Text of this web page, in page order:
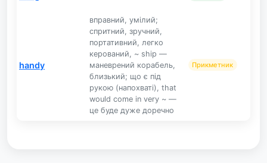
handy
вправний, умілий;
спритний, зручний,
портативний, легко
керований, ~ ship —
маневрений корабель,
близький; що є під
рукою (напохваті), that
would come in very ~ —
це буде дуже доречно
Прикметник